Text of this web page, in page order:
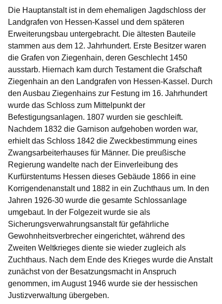
Die Hauptanstalt ist in dem ehemaligen Jagdschloss der
Landgrafen von Hessen-Kassel und dem späteren
Erweiterungsbau untergebracht. Die ältesten Bauteile
stammen aus dem 12. Jahrhundert. Erste Besitzer waren
die Grafen von Ziegenhain, deren Geschlecht 1450
ausstarb. Hiernach kam durch Testament die Grafschaft
Ziegenhain an den Landgrafen von Hessen-Kassel. Durch
den Ausbau Ziegenhains zur Festung im 16. Jahrhundert
wurde das Schloss zum Mittelpunkt der
Befestigungsanlagen. 1807 wurden sie geschleift.
Nachdem 1832 die Garnison aufgehoben worden war,
erhielt das Schloss 1842 die Zweckbestimmung eines
Zwangsarbeiterhauses für Männer. Die preußische
Regierung wandelte nach der Einverleibung des
Kurfürstentums Hessen dieses Gebäude 1866 in eine
Korrigendenanstalt und 1882 in ein Zuchthaus um. In den
Jahren 1926-30 wurde die gesamte Schlossanlage
umgebaut. In der Folgezeit wurde sie als
Sicherungsverwahrungsanstalt für gefährliche
Gewohnheitsverbrecher eingerichtet, während des
Zweiten Weltkrieges diente sie wieder zugleich als
Zuchthaus. Nach dem Ende des Krieges wurde die Anstalt
zunächst von der Besatzungsmacht in Anspruch
genommen, im August 1946 wurde sie der hessischen
Justizverwaltung übergeben.